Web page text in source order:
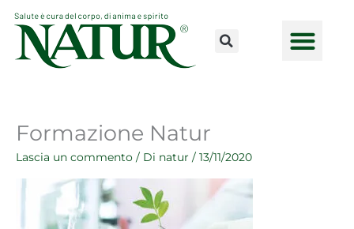
contenuto
Formazione Natur
Lascia un commento / Di natur / 13/11/2020